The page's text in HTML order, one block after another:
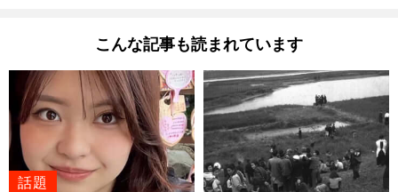
こんな記事も読まれています
話題